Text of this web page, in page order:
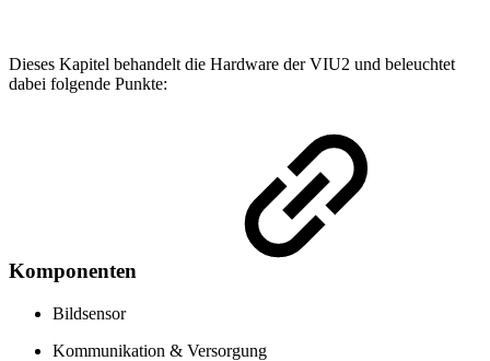
Dieses Kapitel behandelt die Hardware der VIU2 und beleuchtet
dabei folgende Punkte:
Komponenten
Bildsensor
Kommunikation & Versorgung